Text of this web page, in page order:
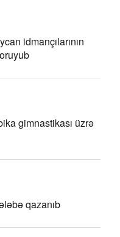
idmançılarının
gimnastikası üzrə
qazanıb